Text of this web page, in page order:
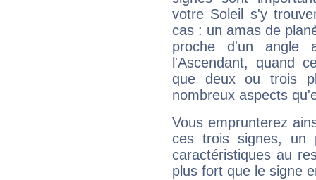
votre Soleil s'y
cas : un amas de
proche d'un
l'Ascendant, quand
que deux ou trois
nombreux aspects
Vous emprunterez
ces trois signes, un
caractéristiques au
plus fort que le signe